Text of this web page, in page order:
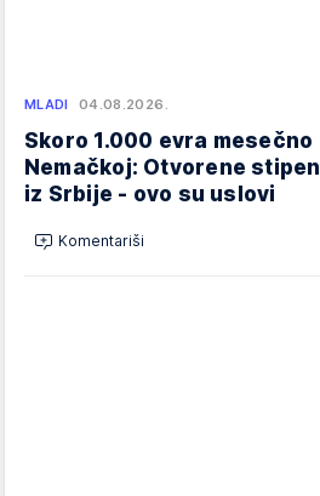
MLADI 04.08.2026.
Skoro 1.000 evra
Nemačkoj: Otvorene
iz Srbije - ovo su uslovi
Komentariši